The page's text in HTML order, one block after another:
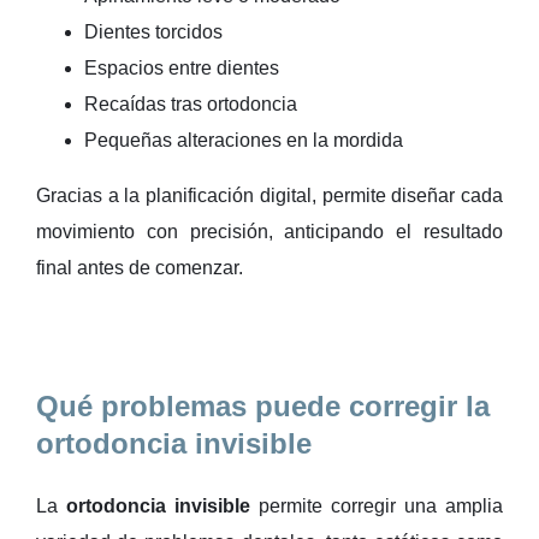
Dientes torcidos
Espacios entre dientes
Recaídas tras ortodoncia
Pequeñas alteraciones en la mordida
Gracias a la planificación digital, permite diseñar cada
movimiento con precisión, anticipando el resultado
final antes de comenzar.
Qué problemas puede corregir la
ortodoncia invisible
La ortodoncia invisible permite corregir una amplia